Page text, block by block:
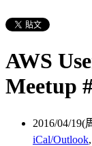
AWS
Meetup
2016/04/19(
iCal/Outlook,